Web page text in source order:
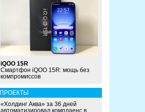
iQOO 15R
Смартфон iQOO 15R: мощь без
компромиссов
ПРОЕКТЫ
«Холдинг Аква» за 36 дней